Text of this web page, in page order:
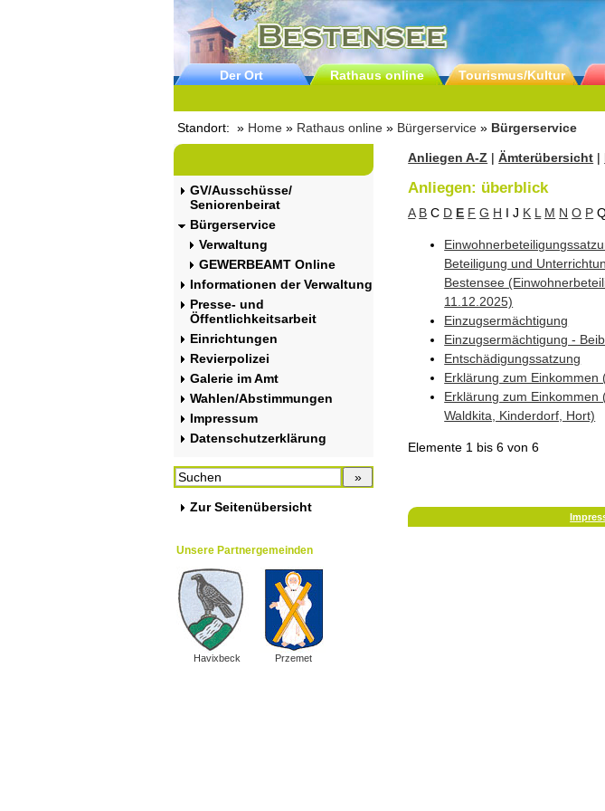
Der Ort Rathaus online Tourismus/Kultur
Standort: » Home » Rathaus online » Bürgerservice » Bürgerservice
GV/Ausschüsse/
Seniorenbeirat
Bürgerservice
Verwaltung
GEWERBEAMT Online
Informationen der Verwaltung
Presse- und
Öffentlichkeitsarbeit
Einrichtungen
Revierpolizei
Galerie im Amt
Wahlen/Abstimmungen
Impressum
Datenschutzerklärung
Zur Seitenübersicht
Unsere Partnergemeinden
Havixbeck Przemet
Anliegen A-Z |Ämterübersicht |
Anliegen: überblick
A B C D E F G H I J K L M N O P
Beteiligung und
Bestensee
11.12.2025)
Einzugsermächtigung
Einzugsermächtigung -
Entschädigungssatzung
Erklärung zum Einkommen
Erklärung zum
Waldkita, Kinderdorf, Hort)
Elemente 1 bis 6 von6